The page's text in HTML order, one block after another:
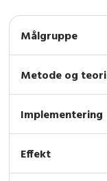
Målgruppe
Metode og teori
Implementering
Effekt